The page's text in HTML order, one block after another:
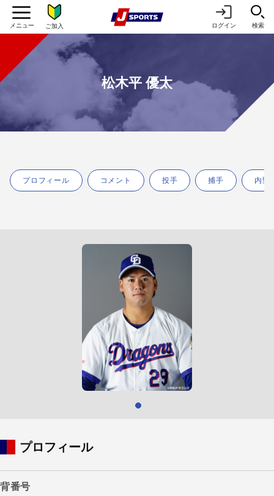
ご加入 ログイン 検索
松木平 優太
プロフィール コメント 投手 捕手 内野
プロフィール
背番号